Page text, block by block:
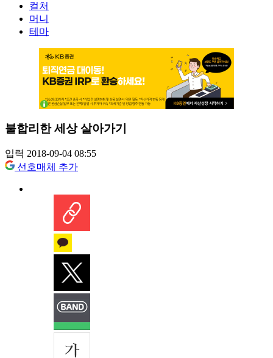
컬처
머니
테마
불합리한 세상 살아가기
입력 2018-09-04 08:55
선호매체 추가